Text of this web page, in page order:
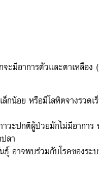
ะมีอาการตัวและตาเหลือ
น้อย หรือมีโลหิตจางรวดเร็
วะปกติผู้ป่วยมักไม่มีอาการ
ลา
ธุ์ อาจพบร่วมกับโรคของร